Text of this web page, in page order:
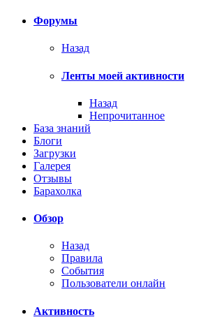
Форумы
Назад
Ленты моей активности
Назад
Непрочитанное
База знаний
Блоги
Загрузки
Галерея
Отзывы
Барахолка
Обзор
Назад
Правила
События
Пользователи онлайн
Активность